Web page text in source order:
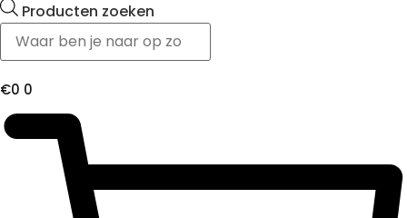
Producten zoeken
€0 0